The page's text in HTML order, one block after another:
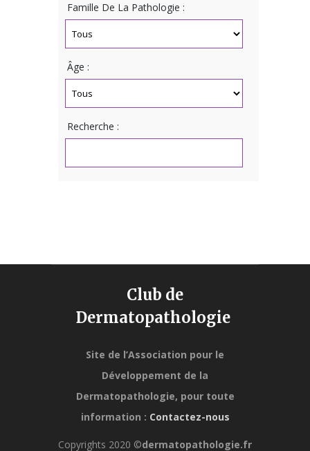
Famille De La Pathologie :
Âge :
Recherche :
Club de
Dermatopathologie
Site de l’Association pour le
Développement de la
Dermatopathologie, pour toute
information : Contactez-nous
Copyrights 2020 ©dermatopathologie.fr